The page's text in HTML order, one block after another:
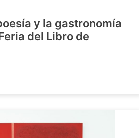
y la gastronomía
del Libro de